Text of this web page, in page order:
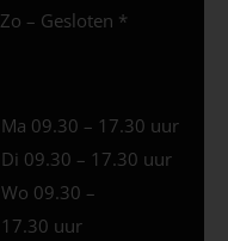
Zo – Gesloten *
Ma 09.30 – 17.30 uur
Di 09.30 – 17.30 uur
Wo 09.30 –
17.30 uur